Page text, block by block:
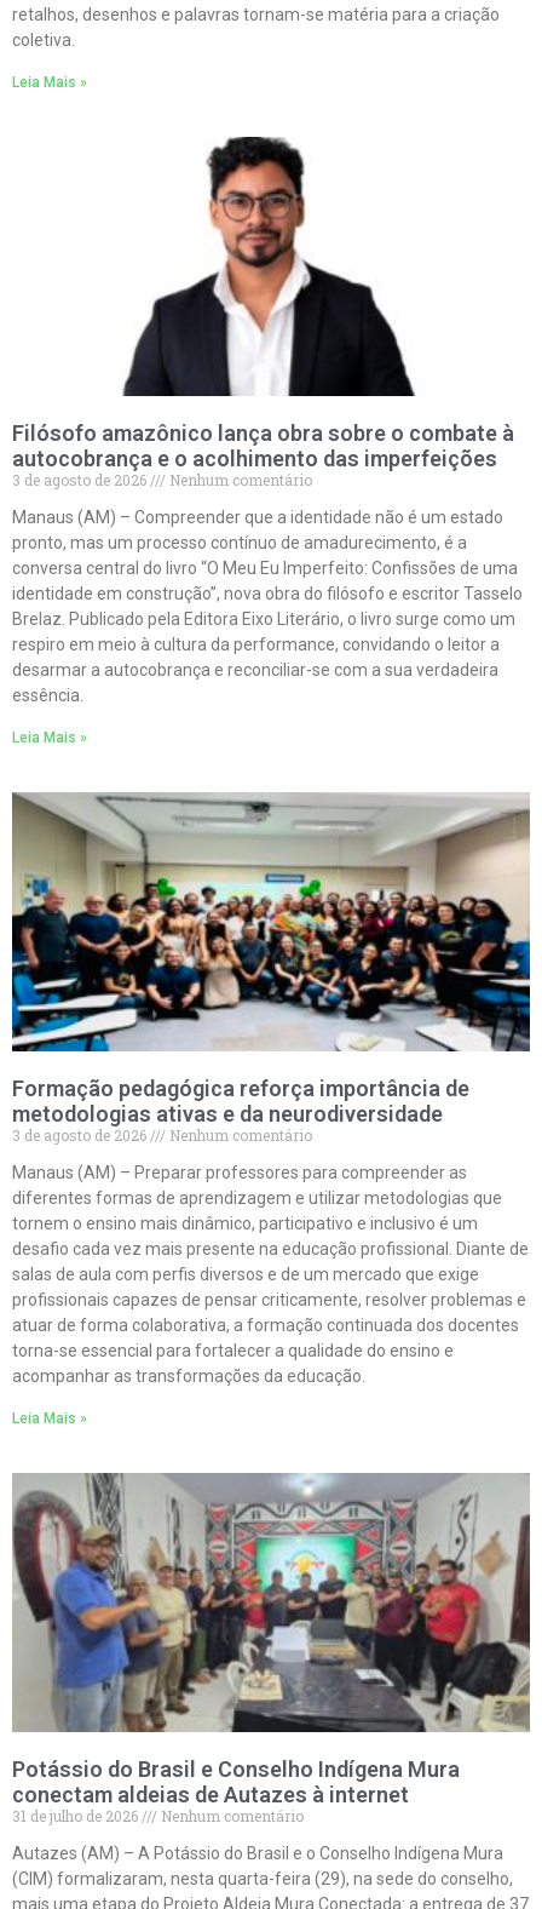
retalhos, desenhos e palavras tornam-se matéria para a criação
coletiva.
Leia Mais »
Filósofo amazônico lança obra sobre o combate à
autocobrança e o acolhimento das imperfeições
3 de agosto de 2026
Nenhum comentário
Manaus (AM) – Compreender que a identidade não é um estado
pronto, mas um processo contínuo de amadurecimento, é a
conversa central do livro “O Meu Eu Imperfeito: Confissões de uma
identidade em construção”, nova obra do filósofo e escritor Tasselo
Brelaz. Publicado pela Editora Eixo Literário, o livro surge como um
respiro em meio à cultura da performance, convidando o leitor a
desarmar a autocobrança e reconciliar-se com a sua verdadeira
essência.
Leia Mais »
Formação pedagógica reforça importância de
metodologias ativas e da neurodiversidade
3 de agosto de 2026
Nenhum comentário
Manaus (AM) – Preparar professores para compreender as
diferentes formas de aprendizagem e utilizar metodologias que
tornem o ensino mais dinâmico, participativo e inclusivo é um
desafio cada vez mais presente na educação profissional. Diante de
salas de aula com perfis diversos e de um mercado que exige
profissionais capazes de pensar criticamente, resolver problemas e
atuar de forma colaborativa, a formação continuada dos docentes
torna-se essencial para fortalecer a qualidade do ensino e
acompanhar as transformações da educação.
Leia Mais »
Potássio do Brasil e Conselho Indígena Mura
conectam aldeias de Autazes à internet
31 de julho de 2026
Nenhum comentário
Autazes (AM) – A Potássio do Brasil e o Conselho Indígena Mura
(CIM) formalizaram, nesta quarta-feira (29), na sede do conselho,
mais uma etapa do Projeto Aldeia Mura Conectada: a entrega de 37